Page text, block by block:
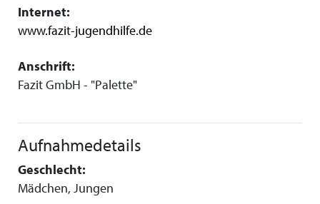
Internet:
www.fazit-jugendhilfe.de
Anschrift:
Fazit GmbH - "Palette"
Aufnahmedetails
Geschlecht:
Mädchen, Jungen